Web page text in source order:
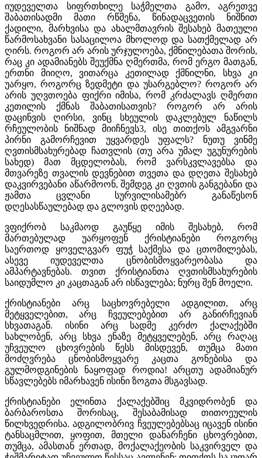
იუდეველთა სიფრთხილე საჭმელთა გამო, აგრეთვე
შაბათისადმი მათი რწმენა, წინადაცვეთის ნიშნით
ქადილი, მარხვისა და ახალმთავრის შესახებ მათეული
წარმოსახვანი სასაცილოა მხოლოდ და სათქმელად არ
ღირს. როგორ არ არის ურჯულოება, ქმნილებათა შორის,
რაც კი ადამიანებს შეუქმნა ღმერთმა, რომ ერგო მათგან,
ერთნი მიიღო, ვითარცა კეთილად ქმნილნი, სხვა კი
უარყო, როგორც ზედმეტი და უსარგებლო? როგორ არ
არის უღვთოება ფიქრი იმისა, რომ კრძალავს ღმერთი
კეთილის ქმნას შაბათისათვის? როგორ არ არის
დაცინვის ღირსი, ვინც სხეულის დაკლებულ ნაწილს
რჩეულობის ნიშნად მიიჩნევს3, ისე თითქოს ამგვარნი
პირნი გამორჩევით უყვარდეს უფალს? ნუთუ ვინმე
ღვთისმსახურებად ჩათვლის (თუ არა უმალ უგუნურების
სახედ) მათ მცდელობას, რომ ვარსკვლავებსა და
მთვარეზე თვალის დევნებით თვეთა და დღეთა შესახებ
დაკვირვებანი აწარმოონ, შემდეგ კი ღვთის განგებანი და
ჟამთა ცვლანი სურვილისამებრ განაწესონ
დღესასწაულებად და გლოვის დღეებად.
ვფიქრობ საკმაოდ გაუწყე იმის შესახებ, რომ
მართებულად უარყოფენ ქრისტიანები როგორც
საერთოდ ყოველგვარ ფუჭ საქმესა და ცთომილებას,
ასევე იუდეველთა ცნობისმოყვარეობასა და
ამპარტავნებას. თვით ქრისტიანთა ღვთისმსახურების
საიდუმლო კი კაცთაგან არ ისწავლება; ნურც შენ მოელი.
ქრისტიანები არც საცხოვრებელი ადგილით, არც
მეტყველებით, არც ჩვეულებებით არ განირჩევიან
სხვათაგან. ისინი არც სადმე კერძო ქალაქებში
სახლობენ, არც სხვა ენაზე მეტყველებენ, არც რაღაც
უჩვეულო ცხოვრების წესს მისდევენ, თუმცა მათი
მოძღვრება ცნობისმოყვარე კაცთა გონებისა და
გულმოდგინების ნაყოფად როდია! არცთუ ადამიანურ
სწავლებებს იმარხავენ ისინი ზოგთა მსგავსად.
ქრისტიანები ელინთა ქალაქებშიც მკვიდრობენ და
ბარბაროსთა შორისაც, შესაბამისად თითოეულის
წილხვედრისა. ადგილობრივ ჩვეულებებსაც იცავენ ისინი
ტანსაცმლით, ყოფით, მთელი დანარჩენი ცხოვრებით,
თუმცა, ამასთან ერთად, მოქალაქეობის საკვირველ და